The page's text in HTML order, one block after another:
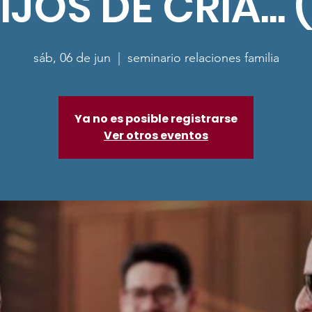
sáb, 06 de jun seminario relaciones familia
Ya no es posible registrarse
Ver otros eventos